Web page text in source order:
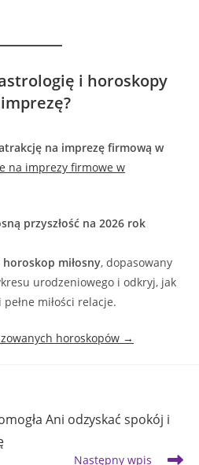
i horoskopy
na imprezę firmową w
na imprezy firmowe w
przyszłość na 2026 rok
miłosny, dopasowany
urodzeniowego i odkryj, jak
miłości relacje.
horoskopów →
Ani odzyskać spokój i
Następny wpis